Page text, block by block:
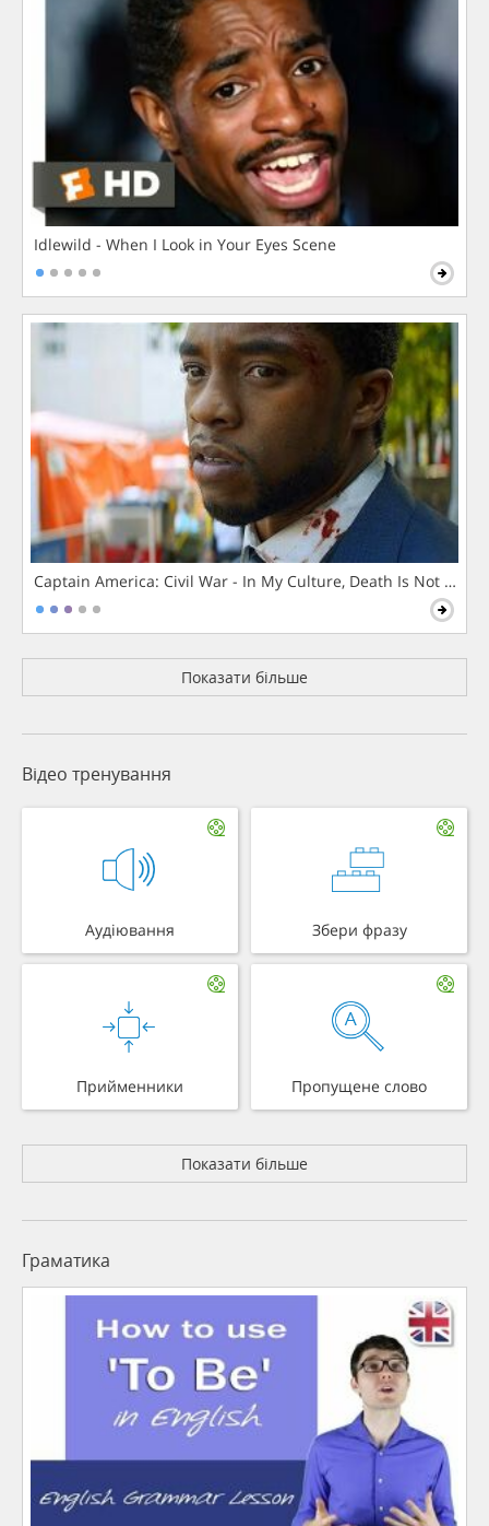
Idlewild - When I Look in Your Eyes Scene
Captain America: Civil War - In My Culture, Death Is Not The
Показати більше
Відео тренування
Аудіювання Збери фразу
Прийменники Пропущене слово
Показати більше
Граматика